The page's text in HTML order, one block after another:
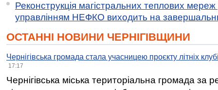
Реконструкція магістральних теплових мереж
управлінням НЕФКО виходить на
ОСТАННІ НОВИНИ ЧЕРНІГІВЩИНИ
Чернігівська громада стала учасницею проєкту літніх
17:17
Чернігівська міська територіальна громада за